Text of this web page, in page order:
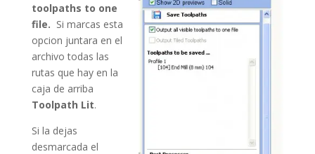
toolpaths to one
file. Si marcas esta
opcion juntara en el
archivo todas las
rutas que hay en la
caja de arriba
Toolpath Lit.
Si la dejas
desmarcada el